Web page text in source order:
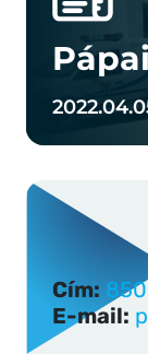
Cím:
E-mail: